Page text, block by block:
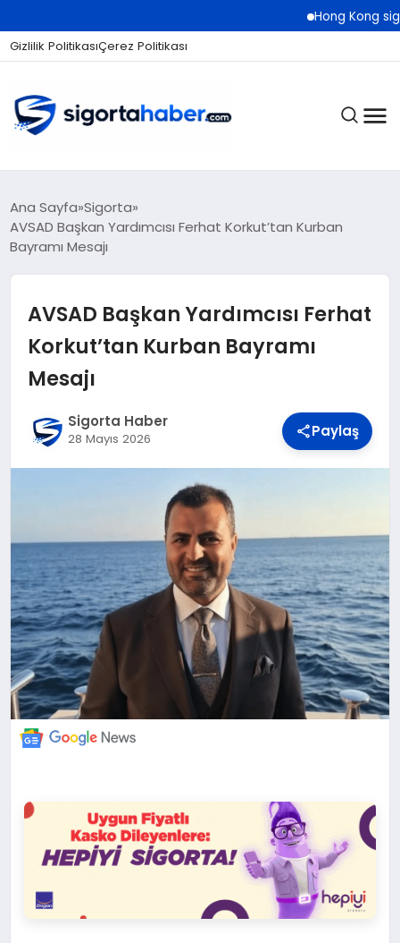
Hong Kong sigorta
Gizlilik PolitikasıÇerez Politikası
SIGORTA
EKONOMI
BILIM VE TEKNOLOJI
KÜNYE
İLETIŞIM
Ana Sayfa Sigorta
AVSAD Başkan Yardımcısı Ferhat Korkut’tan Kurban
Bayramı Mesajı
AVSAD Başkan Yardımcısı Ferhat
Korkut’tan Kurban Bayramı
Mesajı
Sigorta Haber
28 Mayıs 2026 Paylaş